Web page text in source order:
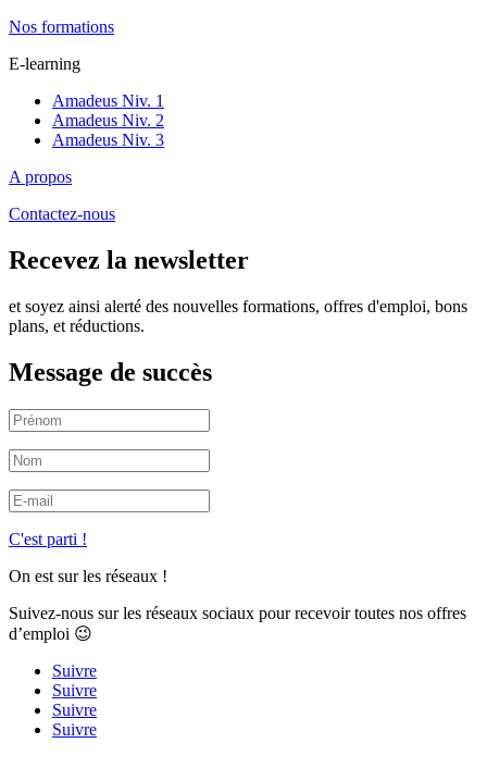
Nos formations
E-learning
Amadeus Niv. 1
Amadeus Niv. 2
Amadeus Niv. 3
A propos
Contactez-nous
Recevez la newsletter
et soyez ainsi alerté des nouvelles formations, offres d'emploi, bons
plans, et réductions.
Message de succès
C'est parti !
On est sur les réseaux !
Suivez-nous sur les réseaux sociaux pour recevoir toutes nos offres
d’emploi 😉
Suivre
Suivre
Suivre
Suivre